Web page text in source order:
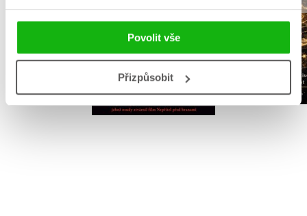
Povolit vše
Přizpůsobit
Do košíku
349 Kč
279 Kč
Do